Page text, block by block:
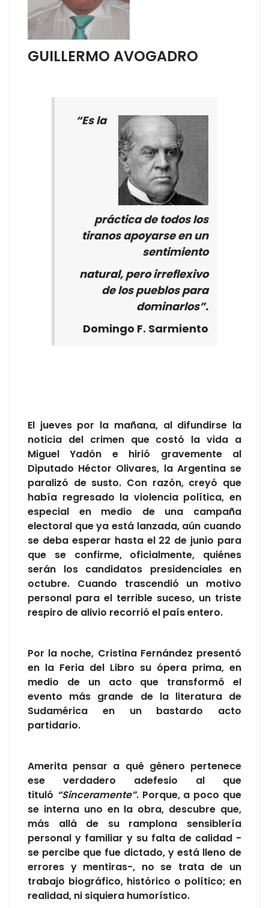
GUILLERMO AVOGADRO
“Es la
práctica de todos los
tiranos apoyarse en un
sentimiento
natural, pero irreflexivo
de los pueblos para
dominarlos”.
Domingo F. Sarmiento
El jueves por la mañana, al difundirse la
noticia del crimen que costó la vida a
Miguel Yadón e hirió gravemente al
Diputado Héctor Olivares, la Argentina se
paralizó de susto. Con razón, creyó que
había regresado la violencia política, en
especial en medio de una campaña
electoral que ya está lanzada, aún cuando
se deba esperar hasta el 22 de junio para
que se confirme, oficialmente, quiénes
serán los candidatos presidenciales en
octubre. Cuando trascendió un motivo
personal para el terrible suceso, un triste
respiro de alivio recorrió el país entero.
Por la noche, Cristina Fernández presentó
en la Feria del Libro su ópera prima, en
medio de un acto que transformó el
evento más grande de la literatura de
Sudamérica en un bastardo acto
partidario.
Amerita pensar a qué género pertenece
ese verdadero adefesio al que
tituló “Sinceramente”. Porque, a poco que
se interna uno en la obra, descubre que,
más allá de su ramplona sensiblería
personal y familiar y su falta de calidad -
se percibe que fue dictado, y está lleno de
errores y mentiras-, no se trata de un
trabajo biográfico, histórico o político; en
realidad, ni siquiera humorístico.